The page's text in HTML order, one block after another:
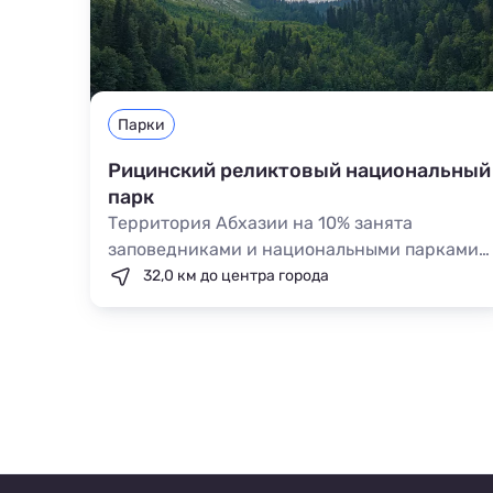
Парки
Рицинский реликтовый национальный
парк
Территория Абхазии на 10% занята
заповедниками и национальными парками,
которые имеют огромное значение не
32,0 км до центра города